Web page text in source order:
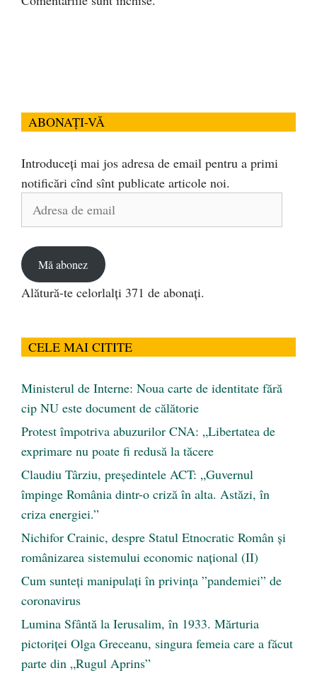
ABONAȚI-VĂ
Introduceți mai jos adresa de email pentru a primi
notificări cînd sînt publicate articole noi.
Adresa
Mă abonez
Alătură-te celorlalți 371 de abonați.
CELE MAI CITITE
Ministerul de Interne: Noua carte de identitate fără
cip NU este document de călătorie
Protest împotriva abuzurilor CNA: „Libertatea de
exprimare nu poate fi redusă la tăcere
Claudiu Târziu, președintele ACT: „Guvernul
împinge România dintr-o criză în alta. Astăzi, în
criza energiei.”
Nichifor Crainic, despre Statul Etnocratic Român şi
românizarea sistemului economic naţional (II)
Cum sunteți manipulați în privința ”pandemiei” de
coronavirus
Lumina Sfântă la Ierusalim, în 1933. Mărturia
pictoriței Olga Greceanu, singura femeia care a făcut
parte din „Rugul Aprins”